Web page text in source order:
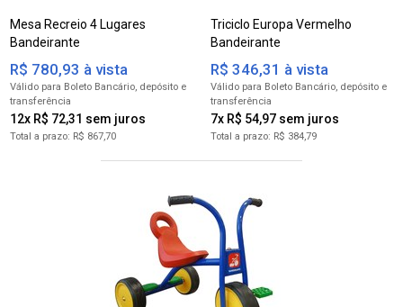
Mesa Recreio 4 Lugares
Bandeirante
R$ 867,70
12x R$ 72,31
R$ 780,93 à vista
para Boleto Bancário
Triciclo Europa Vermelho
Bandeirante
R$ 384,79
7x R$ 54,97
R$ 346,31 à vista
para Boleto Bancário